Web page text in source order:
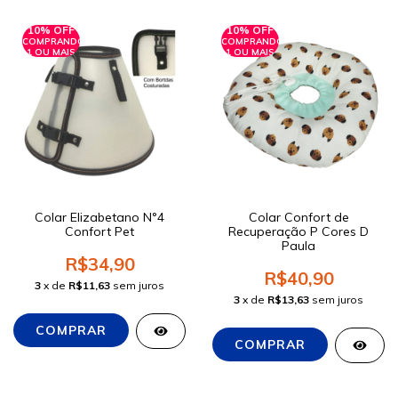
10% OFF
COMPRANDO
1 OU MAIS
Colar Elizabetano N°4
Confort Pet
R$34,90
3 x de R$11,63 sem juros
10% OFF
COMPRANDO
1 OU MAIS
Colar Confort de
Recuperação P Cores D
Paula
R$40,90
3 x de R$13,63 sem juros